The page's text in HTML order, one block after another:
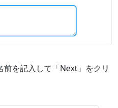
前を記入して「Next」をクリ